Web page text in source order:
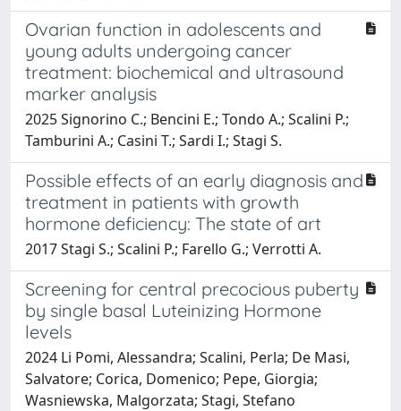
Ovarian function in adolescents and
young adults undergoing cancer
treatment: biochemical and ultrasound
marker analysis
2025 Signorino C.; Bencini E.; Tondo A.; Scalini P.;
Tamburini A.; Casini T.; Sardi I.; Stagi S.
Possible effects of an early diagnosis and
treatment in patients with growth
hormone deficiency: The state of art
2017 Stagi S.; Scalini P.; Farello G.; Verrotti A.
Screening for central precocious puberty
by single basal Luteinizing Hormone
levels
2024 Li Pomi, Alessandra; Scalini, Perla; De Masi,
Salvatore; Corica, Domenico; Pepe, Giorgia;
Wasniewska, Malgorzata; Stagi, Stefano